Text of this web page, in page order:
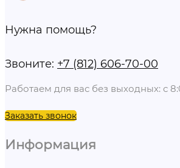
Нужна помощь?
Звоните: +7 (812) 606-70-00
Работаем для вас без выходных: с
Заказать звонок
Информация